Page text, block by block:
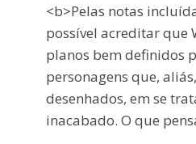
<b>Pelas notas
possível acreditar que
planos bem definidos
personagens que,
desenhados, em se
inacabado. O que